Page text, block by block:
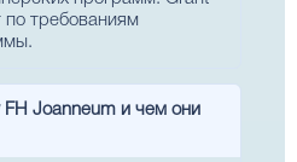
по требованиям
Joanneum и чем они